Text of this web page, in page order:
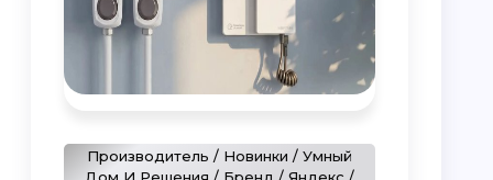
Производитель / Новинки / Умный